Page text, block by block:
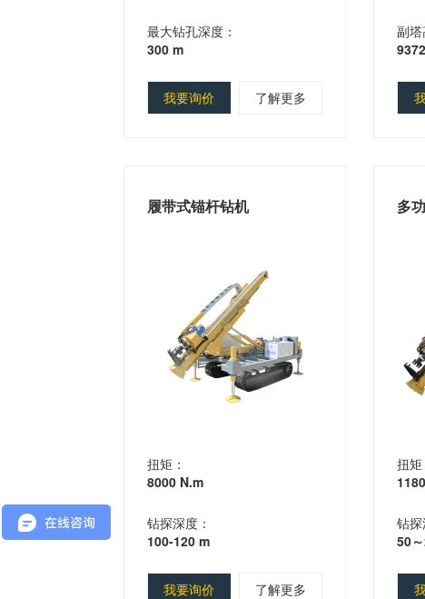
最大钻孔深度：
300 m
我要询价 了解更多
副塔
履带式锚杆钻机
扭矩：
8000 N.m
钻探深度：
100-120 m
我要询价 了解更多
多
扭矩
钻探
50